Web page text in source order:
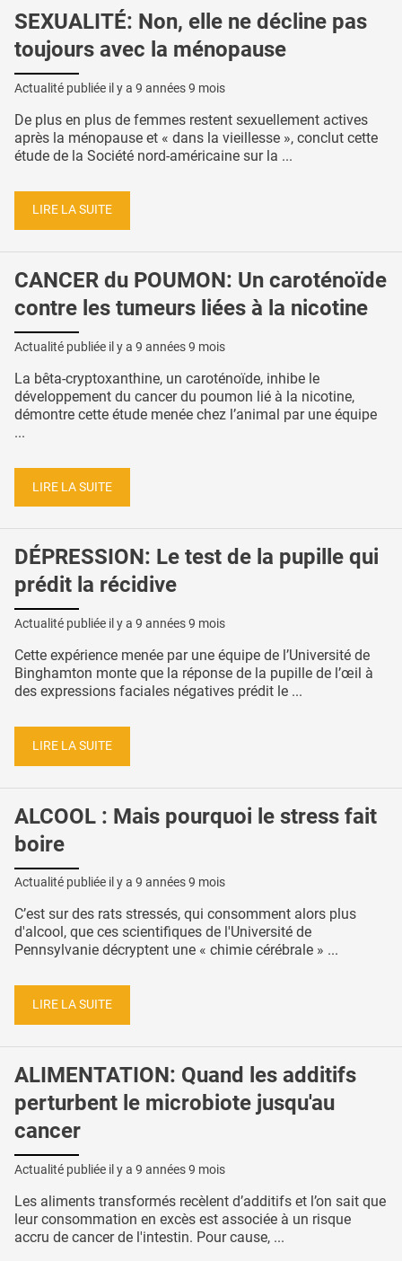
SEXUALITÉ: Non, elle ne décline pas
toujours avec la ménopause
Actualité publiée il y a 9 années 9 mois
De plus en plus de femmes restent sexuellement actives
après la ménopause et « dans la vieillesse », conclut cette
étude de la Société nord-américaine sur la ...
LIRE LA SUITE
CANCER du POUMON: Un caroténoïde
contre les tumeurs liées à la nicotine
Actualité publiée il y a 9 années 9 mois
La bêta-cryptoxanthine, un caroténoïde, inhibe le
développement du cancer du poumon lié à la nicotine,
démontre cette étude menée chez l’animal par une équipe
...
LIRE LA SUITE
DÉPRESSION: Le test de la pupille qui
prédit la récidive
Actualité publiée il y a 9 années 9 mois
Cette expérience menée par une équipe de l’Université de
Binghamton monte que la réponse de la pupille de l’œil à
des expressions faciales négatives prédit le ...
LIRE LA SUITE
ALCOOL : Mais pourquoi le stress fait
boire
Actualité publiée il y a 9 années 9 mois
C’est sur des rats stressés, qui consomment alors plus
d'alcool, que ces scientifiques de l'Université de
Pennsylvanie décryptent une « chimie cérébrale » ...
LIRE LA SUITE
ALIMENTATION: Quand les additifs
perturbent le microbiote jusqu'au
cancer
Actualité publiée il y a 9 années 9 mois
Les aliments transformés recèlent d’additifs et l’on sait que
leur consommation en excès est associée à un risque
accru de cancer de l'intestin. Pour cause, ...